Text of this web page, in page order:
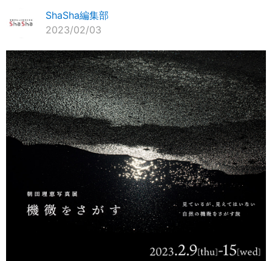
ShaSha編集部
2023/02/03